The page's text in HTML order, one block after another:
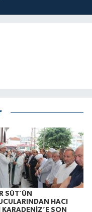
SÜT’ÜN
HACI
KARADENİZ’E SON